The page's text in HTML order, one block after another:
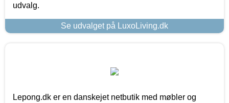
udvalg.
Se udvalget på LuxoLiving.dk
Lepong.dk er en danskejet netbutik med møbler og